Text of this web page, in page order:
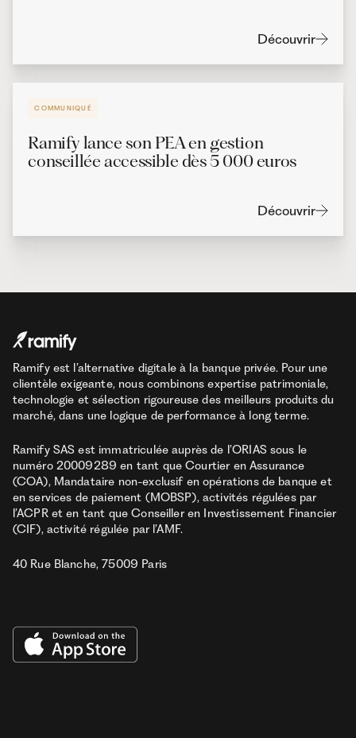
Découvrir
COMMUNIQUÉ
Ramify lance son PEA en gestion
conseillée accessible dès 5 000 euros
Découvrir
Ramify est l’alternative digitale à la banque privée. Pour une
clientèle exigeante, nous combinons expertise patrimoniale,
technologie et sélection rigoureuse des meilleurs produits du
marché, dans une logique de performance à long terme.
Ramify SAS est immatriculée auprès de l’ORIAS sous le
numéro 20009289 en tant que Courtier en Assurance
(COA), Mandataire non-exclusif en opérations de banque et
en services de paiement (MOBSP), activités régulées par
l’ACPR et en tant que Conseiller en Investissement Financier
(CIF), activité régulée par l’AMF.
40 Rue Blanche, 75009 Paris